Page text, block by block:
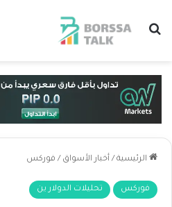
بحث عن
الرئيسية / أخبار الأسواق / فوركس
فوركس تحليلات الدولار ين